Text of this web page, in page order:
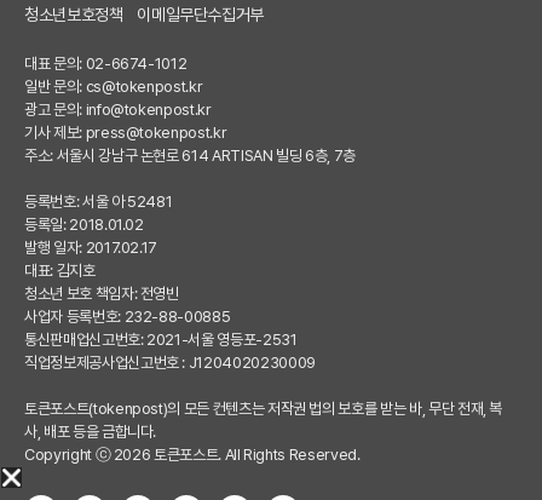
청소년보호정책
이메일무단수집거부
대표 문의: 02-6674-1012
일반 문의: cs@tokenpost.kr
광고 문의: info@tokenpost.kr
기사 제보: press@tokenpost.kr
주소: 서울시 강남구 논현로 614 ARTISAN 빌딩 6층, 7층
등록번호: 서울 아 52481
등록일: 2018.01.02
발행 일자: 2017.02.17
대표: 김지호
청소년 보호 책임자: 전영빈
사업자 등록번호: 232-88-00885
통신판매업신고번호: 2021-서울 영등포-2531
직업정보제공사업신고번호 : J1204020230009
토큰포스트(tokenpost)의 모든 컨텐츠는 저작권 법의 보호를 받는 바, 무단 전재, 복
사, 배포 등을 금합니다.
Copyright ⓒ 2026 토큰포스트. All Rights Reserved.